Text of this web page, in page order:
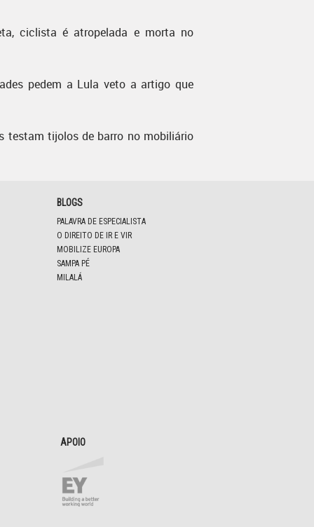
ciclista é atropelada e morta no
pedem a Lula veto a artigo que
testam tijolos de barro no mobiliário
BLOGS
PALAVRA DE ESPECIALISTA
O DIREITO DE IR E VIR
MOBILIZE EUROPA
SAMPA PÉ
MILALÁ
APOIO